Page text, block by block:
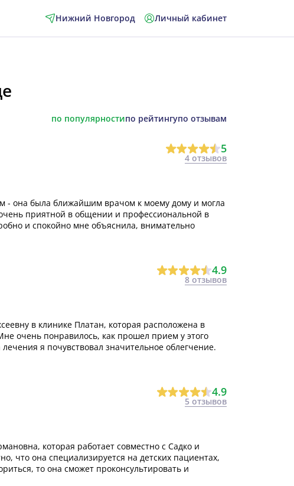
Нижний Новгород Личный кабинет
по популярностипо рейтингупо отзывам
5
4 отзывов
- она была ближайшим врачом к моему дому и могла
приятной в общении и профессиональной в
и спокойно мне объяснила, внимательно
4.9
8 отзывов
в клинике Платан, которая расположена в
очень понравилось, как прошел прием у этого
я почувствовал значительное облегчение.
4.9
5 отзывов
которая работает совместно с Садко и
что она специализируется на детских пациентах,
то она сможет проконсультировать и